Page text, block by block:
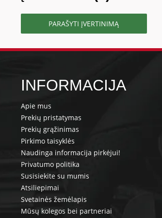
PARAŠYTI ĮVERTINIMĄ
INFORMACIJA
Apie mus
Prekių pristatymas
Prekių grąžinimas
Pirkimo taisyklės
Naudinga informacija pirkėjui!
Privatumo politika
Susisiekite su mumis
Atsiliepimai
Svetainės žemėlapis
Mūsų kolegos bei partneriai